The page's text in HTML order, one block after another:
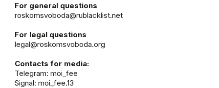
For general questions
roskomsvoboda@rublacklist.net
For legal questions
legal@roskomsvoboda.org
Contacts for media:
Telegram: moi_fee
Signal: moi_fee.13